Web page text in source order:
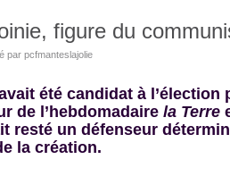
figure du
par pcfmanteslajolie
été candidat à l’élection
de l’hebdomadaire la Terre
resté un défenseur
la création.